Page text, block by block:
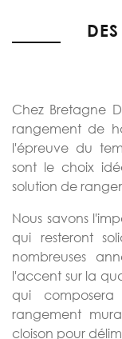
Chez Bretagne
rangement de
l'épreuve du
sont le choix
solution de
Nous savons
qui resteront
nombreuses
l'accent sur la
qui
rangement
cloison pour